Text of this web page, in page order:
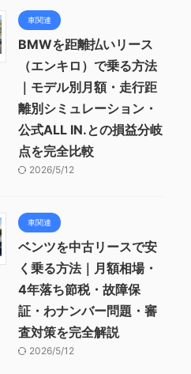
車関連
BMWを距離払いリース
（エンキロ）で乗る方法
｜モデル別月額・走行距
離別シミュレーション・
公式ALL IN.との損益分岐
点を完全比較
2026/5/12
車関連
ベンツを中古リースで安
く乗る方法｜月額相場・
4年落ち節税・故障保
証・わナンバー問題・審
査対策を完全解説
2026/5/12